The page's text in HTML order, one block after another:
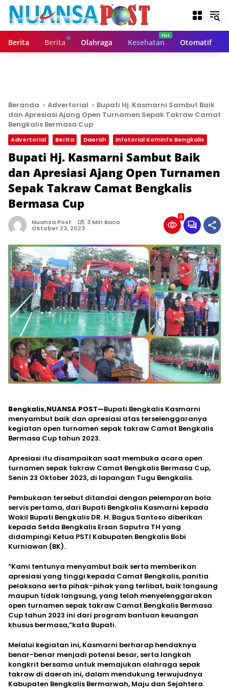
Berita Berita Olahraga Kesehatan Otomatif
Beranda Advertorial
Bupati Hj. Kasmarni Sambut Baik
dan Apresiasi Ajang Open Turnamen Sepak Takraw Camat
Bengkalis Bermasa Cup
Advertorial Berita Daerah Infotorial Kominfo Bengkalis
Bupati Hj. Kasmarni Sambut Baik
dan Apresiasi Ajang Open Turnamen
Sepak Takraw Camat Bengkalis
Bermasa Cup
Nuansa Post 3 Min Baca
Oktober 23, 2023
11
Bengkalis,NUANSA POST—Bupati Bengkalis Kasmarni
menyambut baik dan apresiasi atas terselenggaranya
kegiatan open turnamen sepak takraw Camat Bengkalis
Bermasa Cup tahun 2023.
Apresiasi itu disampaikan saat membuka acara open
turnamen sepak takraw Camat Bengkalis Bermasa Cup,
Senin 23 Oktober 2023, di lapangan Tugu Bengkalis.
Pembukaan tersebut ditandai dengan pelemparan bola
servis pertama, dari Bupati Bengkalis Kasmarni kepada
Wakil Bupati Bengkalis DR. H. Bagus Santoso diberikan
kepada Setda Bengkalis Ersan Saputra TH yang
didampingi Ketua PSTI Kabupaten Bengkalis Bobi
Kurniawan (BK).
“Kami tentunya menyambut baik serta memberikan
apresiasi yang tinggi kepada Camat Bengkalis, panitia
pelaksana serta pihak-pihak yang terlibat, baik langsung
maupun tidak langsung, yang telah menyelenggarakan
open turnamen sepak takraw Camat Bengkalis Bermasa
Cup tahun 2023 ini dari program bantuan keuangan
khusus bermasa,”kata Bupati.
Melalui kegiatan ini, Kasmarni berharap hendaknya
benar-benar menjadi potensi besar, serta langkah
kongkrit bersama untuk memajukan olahraga sepak
takraw di daerah ini, dalam mendukung terwujudnya
Kabupaten Bengkalis Bermarwah, Maju dan Sejahtera.